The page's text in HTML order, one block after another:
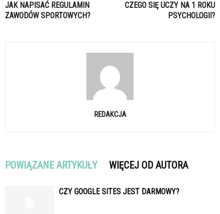
JAK NAPISAĆ REGULAMIN
ZAWODÓW SPORTOWYCH?
CZEGO SIĘ UCZY NA 1 ROKU
PSYCHOLOGII?
REDAKCJA
POWIĄZANE ARTYKUŁY WIĘCEJ OD AUTORA
CZY GOOGLE SITES JEST DARMOWY?